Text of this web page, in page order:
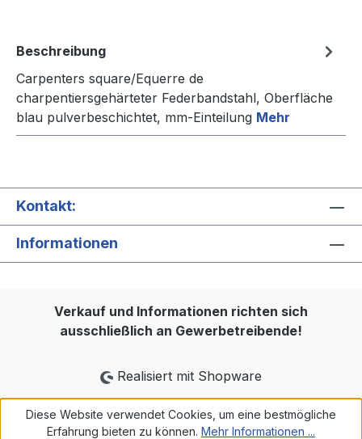
Beschreibung
Carpenters square/Equerre de
charpentiersgehärteter Federbandstahl, Oberfläche
blau pulverbeschichtet, mm-Einteilung Mehr
Kontakt:
Informationen
Verkauf und Informationen richten sich
ausschließlich an Gewerbetreibende!
Realisiert mit Shopware
Diese Website verwendet Cookies, um eine bestmögliche
Erfahrung bieten zu können. Mehr Informationen ...